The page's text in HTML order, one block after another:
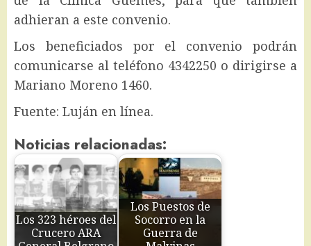
adhieran a este convenio.
Los beneficiados por el convenio podrán
comunicarse al teléfono 4342250 o dirigirse a
Mariano Moreno 1460.
Fuente: Luján en línea.
Noticias relacionadas:
Los 323 héroes del
Crucero ARA
Los Puestos de
Socorro en la
Guerra de